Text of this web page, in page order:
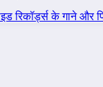
रिकॉर्ड्स के गाने